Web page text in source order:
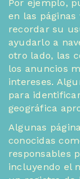
Por ejemplo,
en las
recordar su
ayudarlo a
otro lado, las
los anuncios
intereses.
para
geográfica
Algunas
conocidas
responsables
incluyendo el